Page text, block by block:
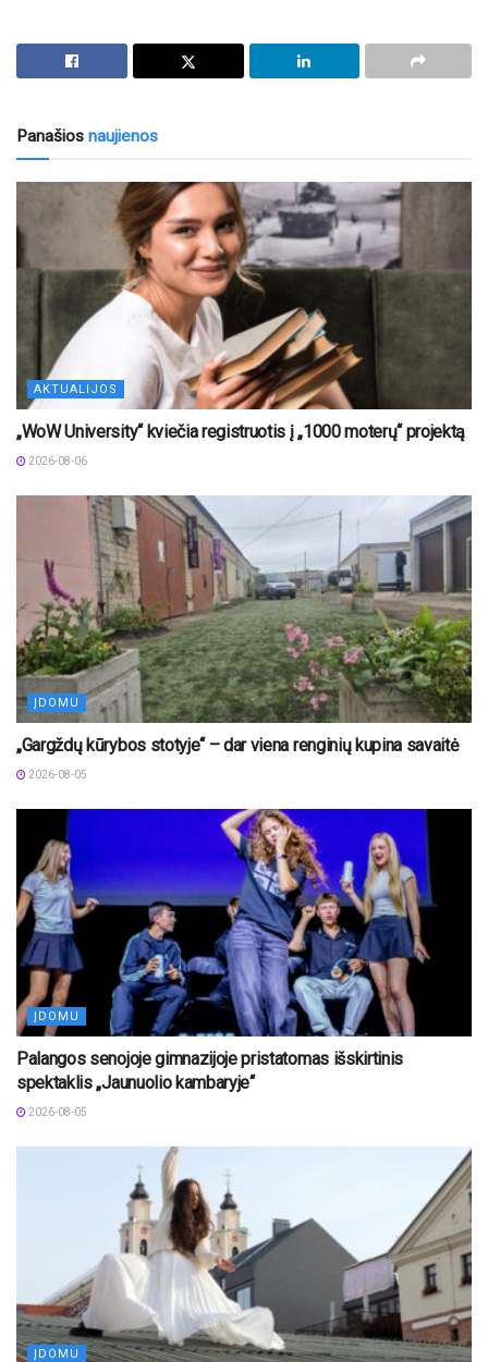
Panašios naujienos
AKTUALIJOS
„WoW University“ kviečia registruotis į „1000 moterų“ projektą
2026-08-06
ĮDOMU
„Gargždų kūrybos stotyje“ – dar viena renginių kupina savaitė
2026-08-05
ĮDOMU
Palangos senojoje gimnazijoje pristatomas išskirtinis
spektaklis „Jaunuolio kambaryje“
2026-08-05
ĮDOMU